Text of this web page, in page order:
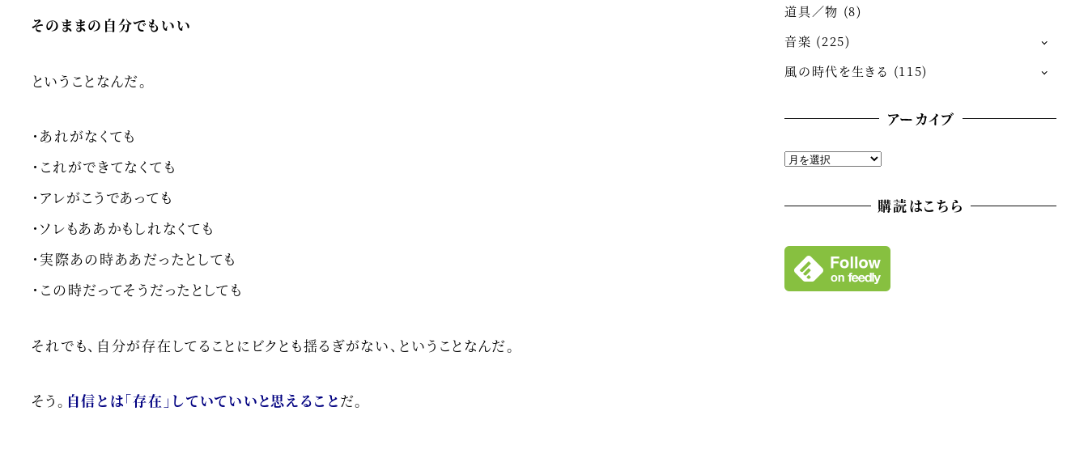
そのままの自分でもいい
ということなんだ。
・あれがなくても
・これができてなくても
・アレがこうであっても
・ソレもああかもしれなくても
・実際あの時ああだったとしても
・この時だってそうだったとしても
それでも、自分が存在してることにビクとも揺るぎがない、ということなんだ。
そう。 自信とは「存在」していていいと思えることだ。
道具／物 (8)
音楽 (225)
風の時代を生きる (115)
アーカイブ
ア
ブ
購読はこちら